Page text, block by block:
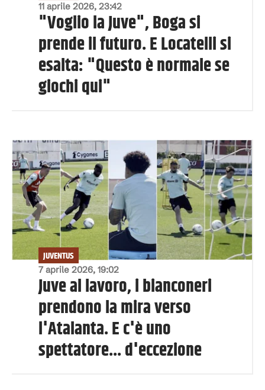
11 aprile 2026, 23:42
"Voglio la Juve", Boga si
prende il futuro. E Locatelli si
esalta: "Questo è normale se
giochi qui"
7 aprile 2026, 19:02
JUVENTUS
Juve al lavoro, i bianconeri
prendono la mira verso
l'Atalanta. E c'è uno
spettatore... d'eccezione